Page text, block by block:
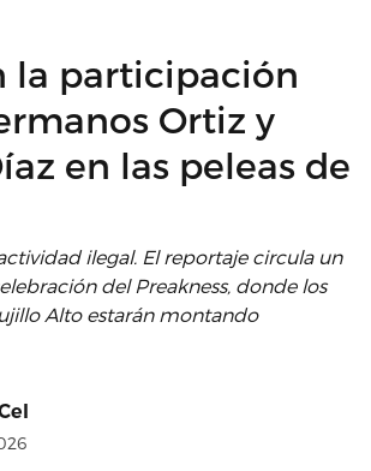
la participación
Ortiz y
en las peleas de
ilegal. El reportaje circula un
del Preakness, donde los
Alto estarán montando